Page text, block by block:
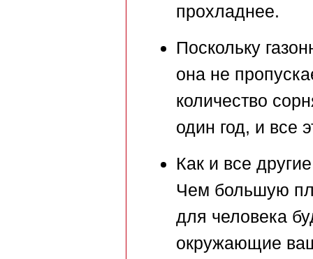
прохладнее.
Поскольку
она не
количество
один год, и все
Как и все
Чем большую
для человека
окружающие